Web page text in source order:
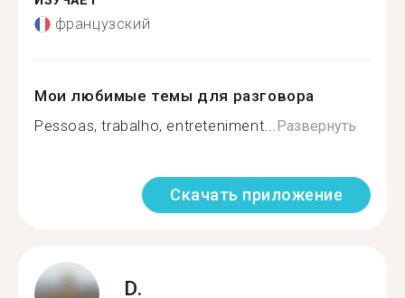
французский
Мои любимые темы для разговора
Pessoas, trabalho, entreteniment...Развернуть
Скачать приложение
D.